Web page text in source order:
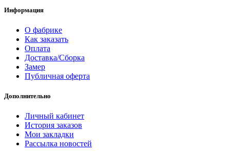
Информация
О фабрике
Как заказать
Оплата
Доставка/Сборка
Замер
Публичная оферта
Дополнительно
Личный кабинет
История заказов
Мои закладки
Рассылка новостей